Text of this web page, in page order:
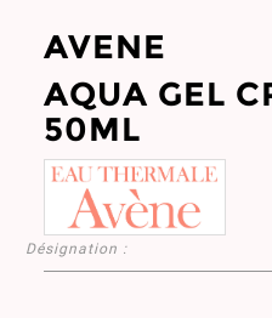
AVENE
AQUA GEL
50ML
Désignation :